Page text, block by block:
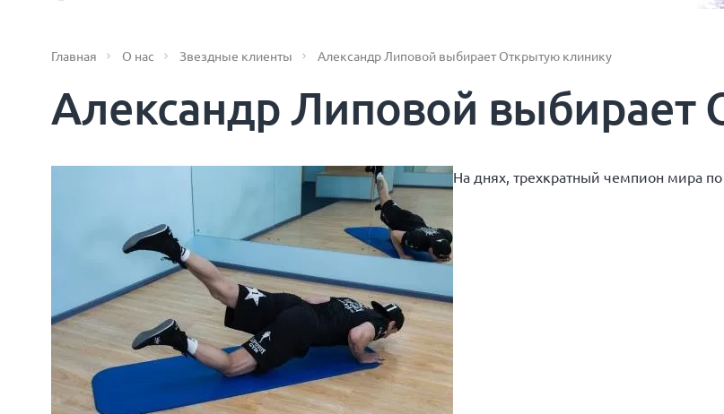
Главная О нас Звездные клиенты Александр Липовой выбирает Открытую клинику
Александр Липовой выбирает
На днях, трехкратный чемпион мира